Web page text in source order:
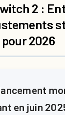
2 :
2026
en juin